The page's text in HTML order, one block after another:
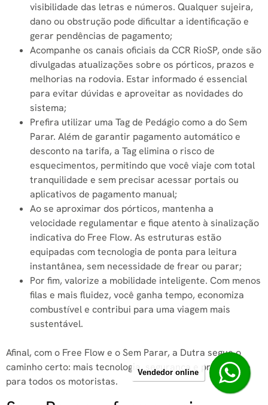
visibilidade das letras e números. Qualquer sujeira,
dano ou obstrução pode dificultar a identificação e
gerar pendências de pagamento;
Acompanhe os canais oficiais da CCR RioSP, onde são
divulgadas atualizações sobre os pórticos, prazos e
melhorias na rodovia. Estar informado é essencial
para evitar dúvidas e aproveitar as novidades do
sistema;
Prefira utilizar uma Tag de Pedágio como a do Sem
Parar. Além de garantir pagamento automático e
desconto na tarifa, a Tag elimina o risco de
esquecimentos, permitindo que você viaje com total
tranquilidade e sem precisar acessar portais ou
aplicativos de pagamento manual;
Ao se aproximar dos pórticos, mantenha a
velocidade regulamentar e fique atento à sinalização
indicativa do Free Flow. As estruturas estão
equipadas com tecnologia de ponta para leitura
instantânea, sem necessidade de frear ou parar;
Por fim, valorize a mobilidade inteligente. Com menos
filas e mais fluidez, você ganha tempo, economiza
combustível e contribui para uma viagem mais
sustentável.
Afinal, com o Free Flow e o Sem Parar, a Dutra segue o
caminho certo: mais tecnologia, segurança e praticidade
para todos os motoristas.
Vendedor online